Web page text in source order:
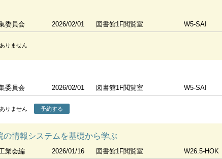
委員会 2026/02/01 図書館1F閲覧室 W5-SAI
りません
委員会 2026/02/01 図書館1F閲覧室 W5-SAI
りません 予約する
の情報システムを基礎から学ぶ
業会編 2026/01/16 図書館1F閲覧室 W26.5-HOK